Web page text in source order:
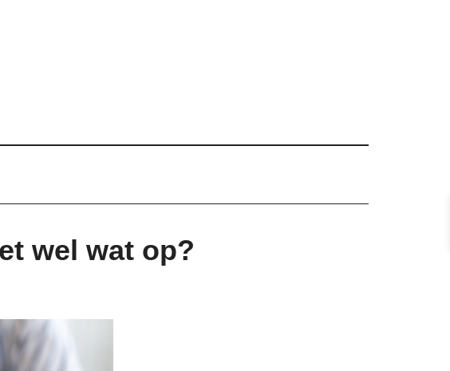
wel wat op?